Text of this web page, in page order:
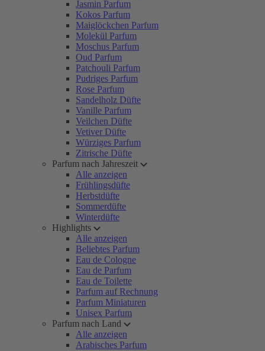
Jasmin Parfum
Kokos Parfum
Maiglöckchen Parfum
Molekül Parfum
Moschus Parfum
Oud Parfum
Patchouli Parfum
Pudriges Parfum
Rose Parfum
Sandelholz Düfte
Vanille Parfum
Veilchen Düfte
Vetiver Düfte
Würziges Parfum
Zitrische Düfte
Parfum nach Jahreszeit
Alle anzeigen
Frühlingsdüfte
Herbstdüfte
Sommerdüfte
Winterdüfte
Highlights
Alle anzeigen
Beliebtes Parfum
Eau de Cologne
Eau de Parfum
Eau de Toilette
Parfum auf Rechnung
Parfum Miniaturen
Unisex Parfum
Parfum nach Land
Alle anzeigen
Arabisches Parfum